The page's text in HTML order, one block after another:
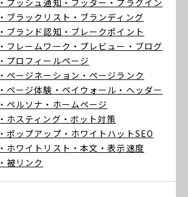
・プッシュ通知 ・フッター ・プラグイン
・ブラックリスト ・ブランディング
・ブランド認知 ・ブレークポイント
・フレームワーク ・プレビュー ・ブログ
・プロフィールページ
・ページネーション ・ページランク
・ページ体験 ・ペイウォール ・ヘッダー
・ペルソナ ・ホームページ
・ホスティング ・ボット対策
・ポップアップ ・ホワイトハットSEO
・ホワイトリスト ・本文 ・表示速度
・被リンク